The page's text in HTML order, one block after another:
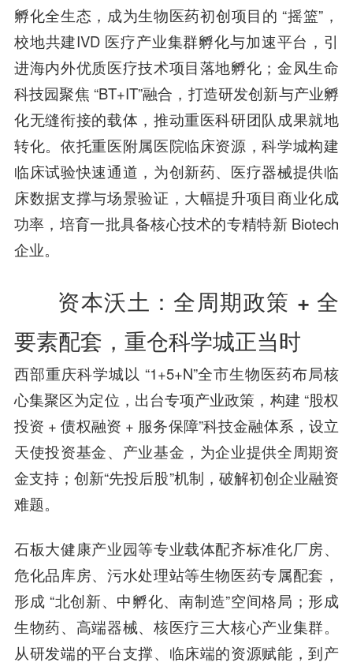
孵化全生态，成为生物医药初创项目的 “摇篮”，
校地共建IVD 医疗产业集群孵化与加速平台，引
进海内外优质医疗技术项目落地孵化；金凤生命
科技园聚焦 “BT+IT”融合，打造研发创新与产业孵
化无缝衔接的载体，推动重医科研团队成果就地
转化。依托重医附属医院临床资源，科学城构建
临床试验快速通道，为创新药、医疗器械提供临
床数据支撑与场景验证，大幅提升项目商业化成
功率，培育一批具备核心技术的专精特新 Biotech
企业。
资本沃土：全周期政策 + 全
要素配套，重仓科学城正当时
西部重庆科学城以 “1+5+N”全市生物医药布局核
心集聚区为定位，出台专项产业政策，构建 “股权
投资 + 债权融资 + 服务保障”科技金融体系，设立
天使投资基金、产业基金，为企业提供全周期资
金支持；创新“先投后股”机制，破解初创企业融资
难题。
石板大健康产业园等专业载体配齐标准化厂房、
危化品库房、污水处理站等生物医药专属配套，
形成 “北创新、中孵化、南制造”空间格局；形成
生物药、高端器械、核医疗三大核心产业集群。
从研发端的平台支撑、临床端的资源赋能，到产